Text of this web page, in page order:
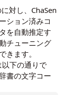
対し、ChaSen
ション済みコ
を自動推定す
チューニング
きます。
下の通りで
書の文字コー